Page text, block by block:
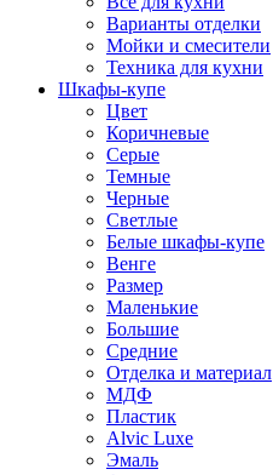
Варианты отделки
Мойки и смесители
Техника для кухни
Шкафы-купе
Цвет
Коричневые
Серые
Темные
Черные
Светлые
Белые шкафы-купе
Венге
Размер
Маленькие
Большие
Средние
Отделка и материал
МДФ
Пластик
Alvic Luxe
Эмаль